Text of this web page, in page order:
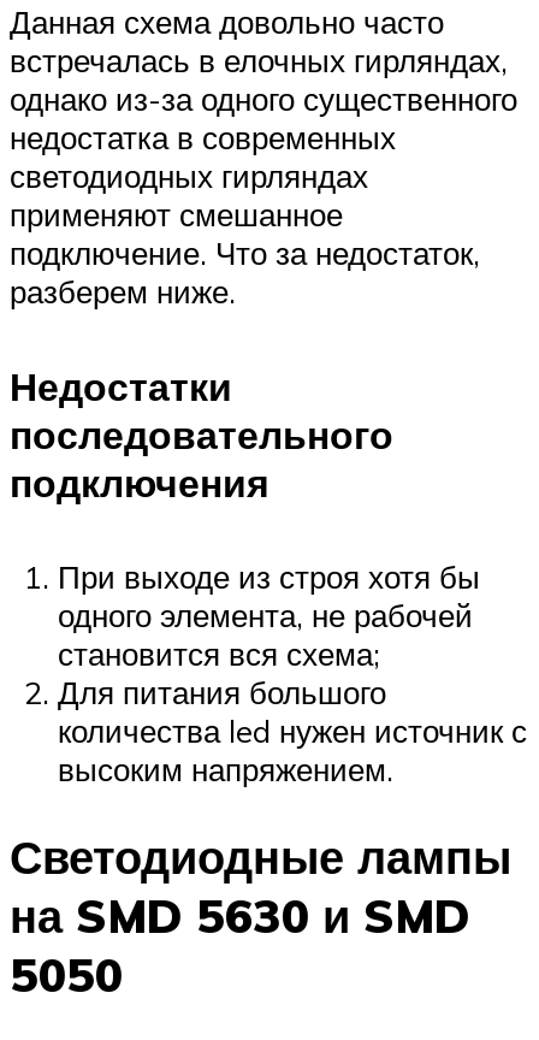
Данная схема довольно часто
встречалась в елочных гирляндах,
однако из-за одного существенного
недостатка в современных
светодиодных гирляндах
применяют смешанное
подключение. Что за недостаток,
разберем ниже.
Недостатки
последовательного
подключения
При выходе из строя хотя бы
одного элемента, не рабочей
становится вся схема;
Для питания большого
количества led нужен источник с
высоким напряжением.
Светодиодные лампы
на SMD 5630 и SMD
5050